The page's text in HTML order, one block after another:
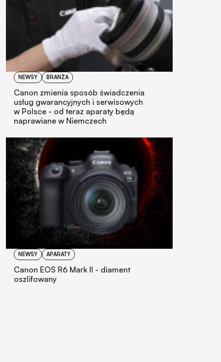
NEWSY BRANŻA
Canon zmienia sposób świadczenia
usług gwarancyjnych i serwisowych
w Polsce - od teraz aparaty będą
naprawiane w Niemczech
NEWSY APARATY
Canon EOS R6 Mark II - diament
oszlifowany